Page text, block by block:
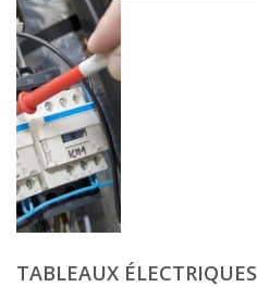
TABLEAUX ÉLECTRIQUES